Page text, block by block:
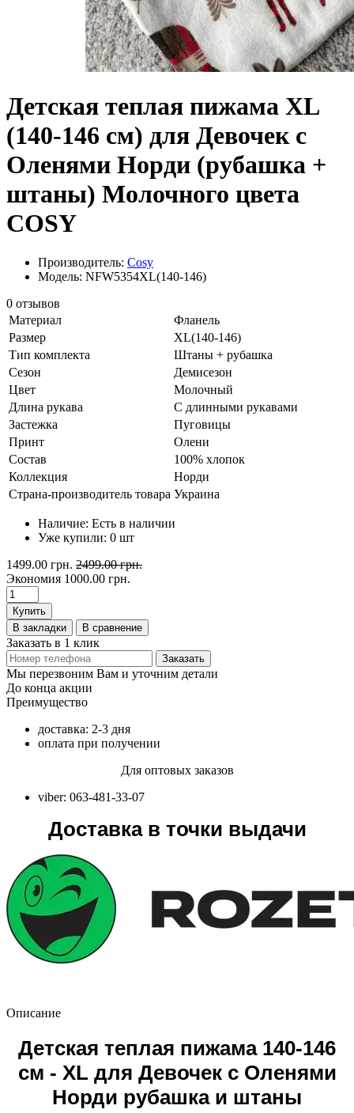
Детская теплая пижама XL
(140-146 см) для Девочек с
Оленями Норди (рубашка +
штаны) Молочного цвета
COSY
Производитель: Cosy
Модель: NFW5354XL(140-146)
0 отзывов
Материал
Фланель
Размер
XL(140-146)
Тип комплекта
Штаны + рубашка
Сезон
Демисезон
Цвет
Молочный
Длина рукава
С длинными рукавами
Застежка
Пуговицы
Принт
Олени
Состав
100% хлопок
Коллекция
Норди
Страна-производитель товара Украина
Наличие: Есть в наличии
Уже купили: 0 шт
1499.00 грн. 2499.00 грн.
Экономия 1000.00 грн.
Купить
В закладки
В сравнение
Заказать в 1 клик
Заказать
Мы перезвоним Вам и уточним детали
До конца акции
Преимущество
доставка: 2-3 дня
оплата при получении
Для оптовых заказов
viber: 063-481-33-07
Доставка в точки выдачи
Описание
Детская теплая пижама 140-146
см - XL для Девочек с Оленями
Норди рубашка и штаны